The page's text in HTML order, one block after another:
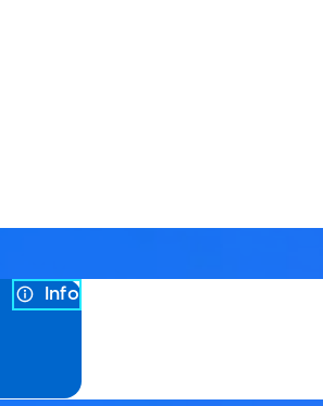
Info